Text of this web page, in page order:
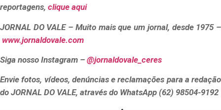
reportagens, clique aqui
JORNAL DO VALE – Muito mais que um jornal, desde 1975 –
www.jornaldovale.com
Siga nosso Instagram – @jornaldovale_ceres
Envie fotos, vídeos, denúncias e reclamações para a redação
do JORNAL DO VALE, através do WhatsApp (62) 98504-9192